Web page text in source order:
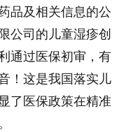
品及相关信息的公
公司的儿童湿疹创
通过医保初审，有
！这是我国落实儿
了医保政策在精准